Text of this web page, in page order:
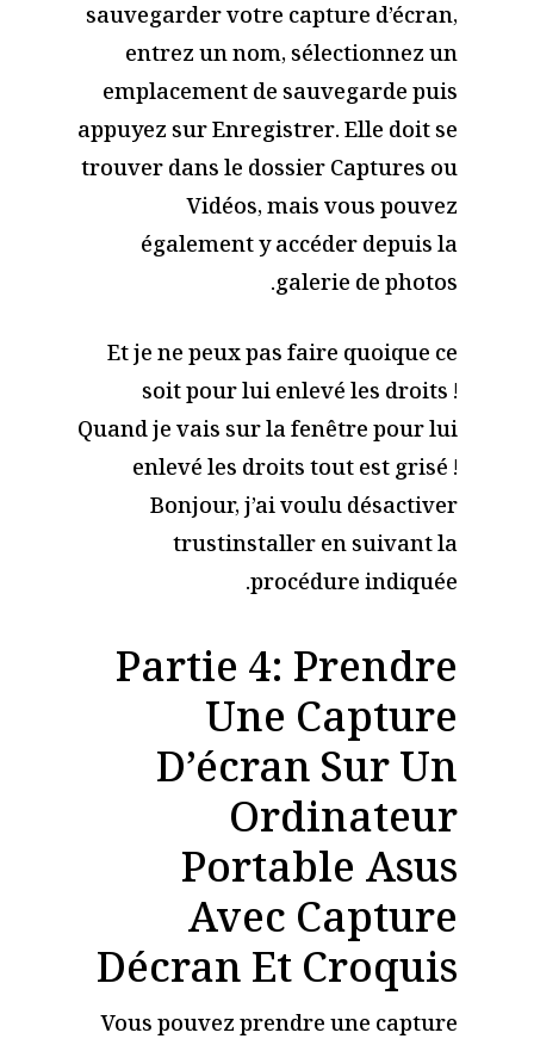
sauvegarder votre capture d’écran,
entrez un nom, sélectionnez un
emplacement de sauvegarde puis
appuyez sur Enregistrer. Elle doit se
trouver dans le dossier Captures ou
Vidéos, mais vous pouvez
également y accéder depuis la
galerie de photos.
Et je ne peux pas faire quoique ce
soit pour lui enlevé les droits !
Quand je vais sur la fenêtre pour lui
enlevé les droits tout est grisé !
Bonjour, j’ai voulu désactiver
trustinstaller en suivant la
procédure indiquée.
Partie 4: Prendre
Une Capture
D’écran Sur Un
Ordinateur
Portable Asus
Avec Capture
Décran Et Croquis
Vous pouvez prendre une capture